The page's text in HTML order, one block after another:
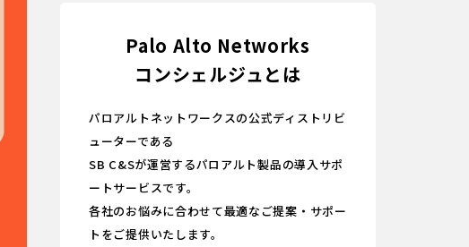
Palo Alto Networks
コンシェルジュとは
パロアルトネットワークスの公式ディストリビ
ューターである
SB C&Sが運営するパロアルト製品の導入サポ
ートサービスです。
各社のお悩みに合わせて最適なご提案・サポー
トをご提供いたします。